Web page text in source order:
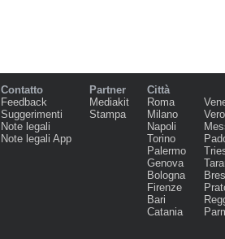
Contatto
Feedback
Suggerimenti
Note legali
Note legali App
Partner
Mediakit
Stampa
Città
Roma
Milano
Napoli
Torino
Palermo
Genova
Bologna
Firenze
Bari
Catania